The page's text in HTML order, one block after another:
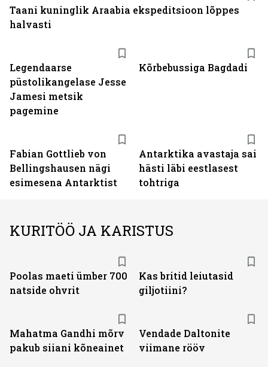
Legendaarse
püstolikangelase Jesse
Jamesi metsik
pagemine
Kõrbebussiga Bagdadi
Fabian Gottlieb von
Bellingshausen nägi
esimesena Antarktist
Antarktika avastaja sai
hästi läbi eestlasest
tohtriga
Taani kuninglik Araabia ekspeditsioon lõppes
halvasti
KURITÖÖ JA KARISTUS
Poolas maeti ümber 700
natside ohvrit
Kas britid leiutasid
giljotiini?
Mahatma Gandhi mõrv
pakub siiani kõneainet
Vendade Daltonite
viimane rööv